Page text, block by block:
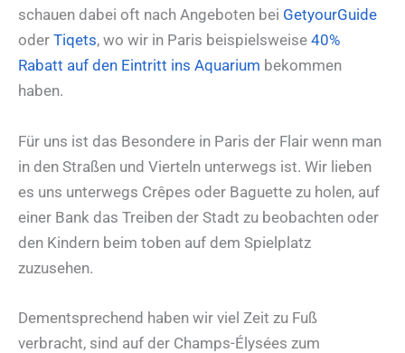
schauen dabei oft nach Angeboten bei GetyourGuide
oder Tiqets, wo wir in Paris beispielsweise 40%
Rabatt auf den Eintritt ins Aquarium bekommen
haben.
Für uns ist das Besondere in Paris der Flair wenn man
in den Straßen und Vierteln unterwegs ist. Wir lieben
es uns unterwegs Crêpes oder Baguette zu holen, auf
einer Bank das Treiben der Stadt zu beobachten oder
den Kindern beim toben auf dem Spielplatz
zuzusehen.
Dementsprechend haben wir viel Zeit zu Fuß
verbracht, sind auf der Champs-Élysées zum